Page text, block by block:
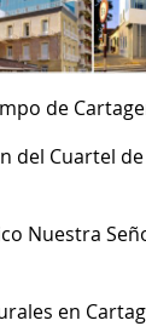
de
del Cuartel
Nuestra
en